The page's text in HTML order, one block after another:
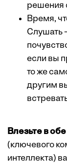
решения
Время,
Слушать
если вы
то же
другим
Влезьте в
(ключевого
интеллекта)